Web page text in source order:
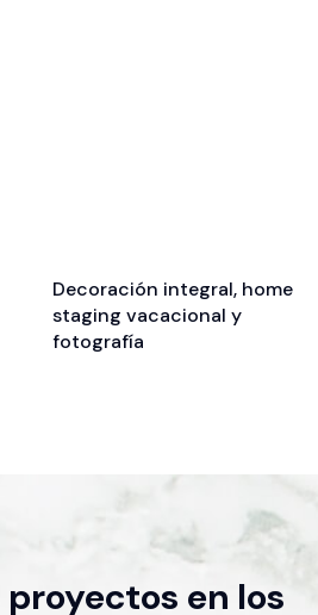
Decoración integral, home
staging vacacional y
fotografía
en los